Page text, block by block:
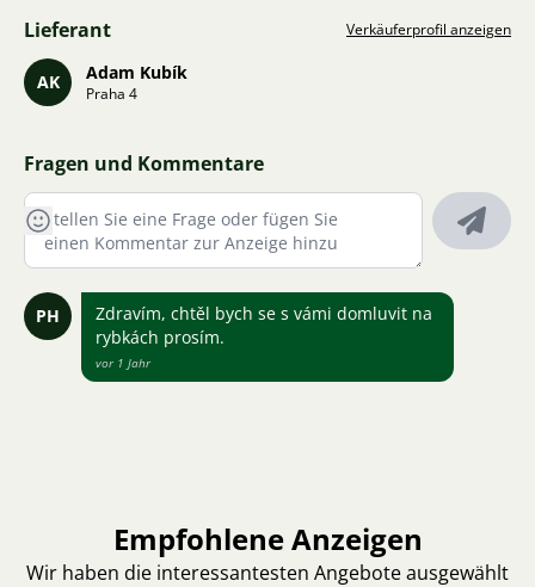
Lieferant Verkäuferprofil anzeigen
AK Adam Kubík
Praha 4
Fragen und Kommentare
PH
Zdravím, chtěl bych se s vámi domluvit na
rybkách prosím.
vor 1 Jahr
Empfohlene Anzeigen
Wir haben die interessantesten Angebote ausgewählt